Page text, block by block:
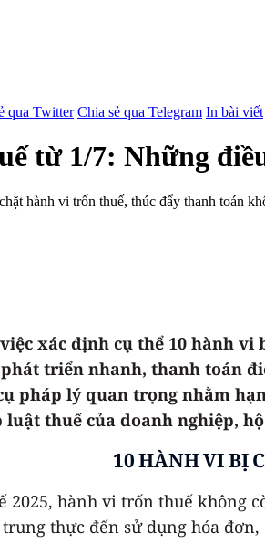
qua Twitter Chia sẻ qua Telegram In bài viết
từ 1/7: Những
hành vi trốn thuế, thúc đẩy thanh toán
xác định cụ thể 10 hành
triển nhanh, thanh toán
pháp lý quan trọng nhằm
thuế của doanh nghiệp,
10 HÀNH VI BỊ
2025, hành vi trốn thuế
thực đến sử dụng hóa